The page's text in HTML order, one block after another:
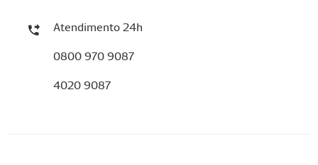
Atendimento 24h
0800 970 9087
4020 9087